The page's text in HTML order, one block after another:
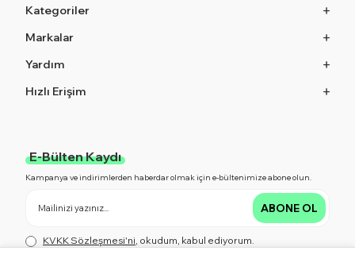
Kategoriler
Markalar
Yardım
Hızlı Erişim
E-Bülten Kaydı
Kampanya ve indirimlerden haberdar olmak için e-bültenimize abone olun.
ABONE OL
KVKK Sözleşmesi'ni, okudum, kabul ediyorum.